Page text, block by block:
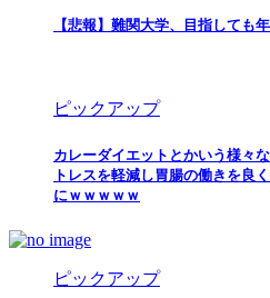
【悲報】難関大学、目指しても
ピックアップ
カレーダイエットとかいう様々
トレスを軽減し胃腸の働きを良
にｗｗｗｗｗ
ピックアップ